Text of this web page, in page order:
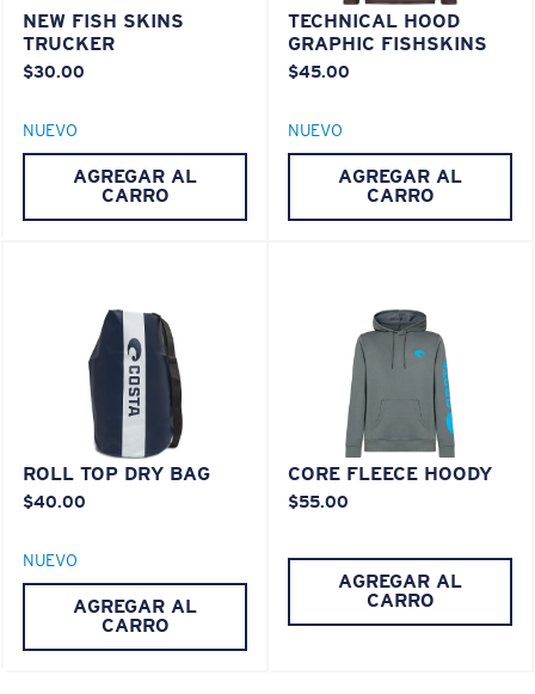
NEW FISH SKINS
TRUCKER
$30.00
NUEVO
AGREGAR AL
CARRO
TECHNICAL HOOD
GRAPHIC FISHSKINS
$45.00
NUEVO
AGREGAR AL
CARRO
ROLL TOP DRY BAG
$40.00
NUEVO
AGREGAR AL
CARRO
CORE FLEECE HOODY
$55.00
AGREGAR AL
CARRO